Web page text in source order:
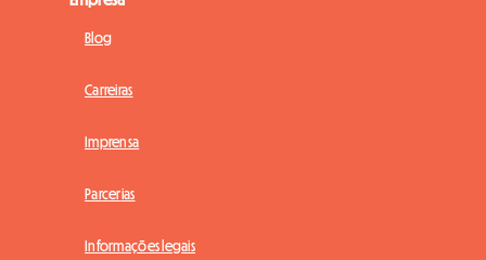
Blog
Carreiras
Imprensa
Parcerias
Informações legais